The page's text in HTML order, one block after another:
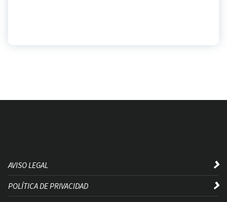
AVISO LEGAL
POLÍTICA DE PRIVACIDAD